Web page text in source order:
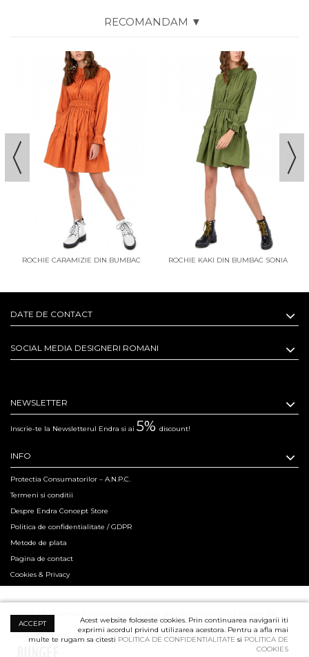
RECOMANDAM ▼
ROCHIE CARAMIZIE DIN BUMBAC
ROCHIE KAKI DIN BUMBAC SONIA
DATE DE CONTACT
SOCIAL MEDIA DESIGNERI ROMANI
NEWSLETTER
Inscrie-te la Newsletterul Endra si ai 5% discount!
INFO
Protectia Consumatorilor – A.N.P.C.
Termeni si conditii
Despre Endra Concept Store
Politica de confidentialitate / GDPR
Metode de plata
Pagina de contact
Cookies & Privacy
Hosted & Powered by Creation Code since 2011. Copyright 2015 ENDRA® All
Rights Reserved. Professional Product Photography Services ensured by
ACCEPT
Acest website foloseste cookies. Prin continuarea navigarii iti
exprimi acordul privind utilizarea acestora. Pentru a afla mai
multe te rugam sa citesti POLITICA DE CONFIDENTIALITATE si POLITICA DE
COOKIES